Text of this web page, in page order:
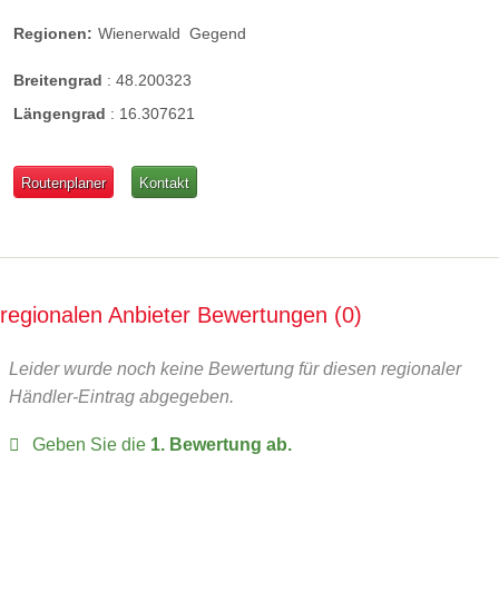
Regionen: Wienerwald Gegend
Breitengrad : 48.200323
Längengrad : 16.307621
Routenplaner Kontakt
regionalen Anbieter Bewertungen 0
Leider wurde noch keine Bewertung für diesen regionaler
Händler-Eintrag abgegeben.
Geben Sie die 1. Bewertung ab.